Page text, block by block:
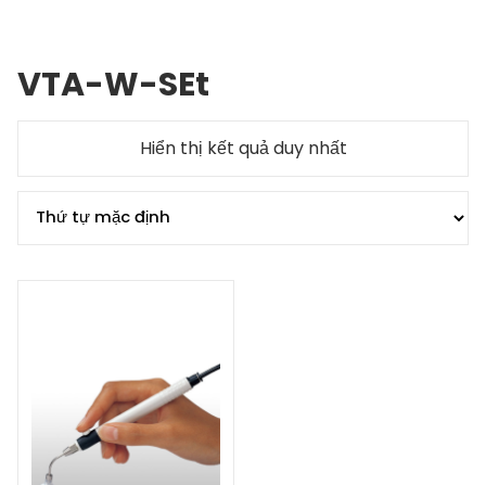
VTA-W-SEt
Hiển thị kết quả duy nhất